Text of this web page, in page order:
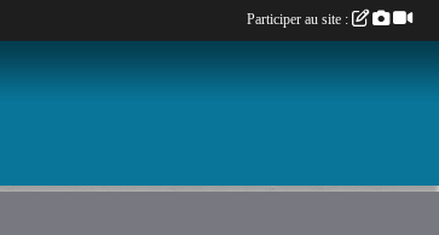
Participer au site :